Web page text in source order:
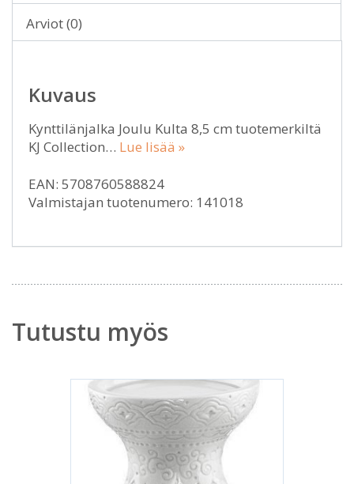
Arviot (0)
Kuvaus
Kynttilänjalka Joulu Kulta 8,5 cm tuotemerkiltä
KJ Collection… Lue lisää »
EAN: 5708760588824
Valmistajan tuotenumero: 141018
Tutustu myös